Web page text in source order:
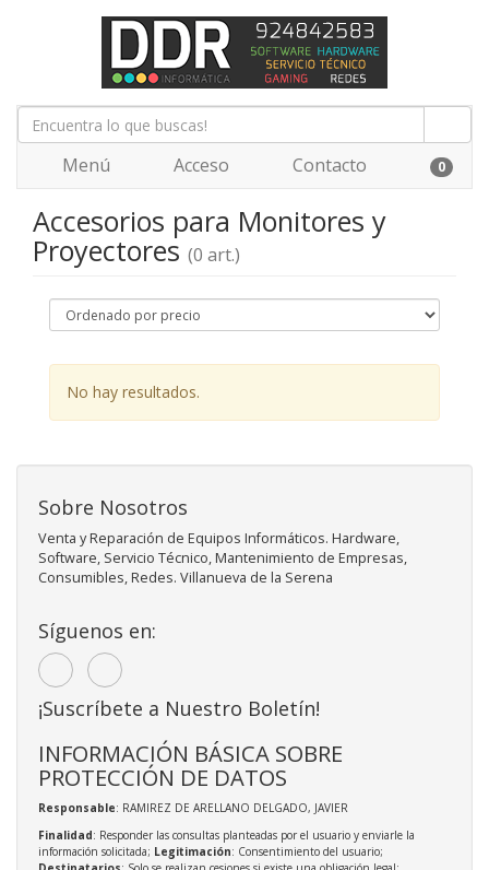
Menú Acceso Contacto 0
Accesorios para Monitores y
Proyectores (0 art.)
No hay resultados.
Sobre Nosotros
Venta y Reparación de Equipos Informáticos. Hardware,
Software, Servicio Técnico, Mantenimiento de Empresas,
Consumibles, Redes. Villanueva de la Serena
Síguenos en:
¡Suscríbete a Nuestro Boletín!
INFORMACIÓN BÁSICA SOBRE
PROTECCIÓN DE DATOS
Responsable: RAMIREZ DE ARELLANO DELGADO, JAVIER
Finalidad: Responder las consultas planteadas por el usuario y enviarle la
información solicitada; Legitimación: Consentimiento del usuario;